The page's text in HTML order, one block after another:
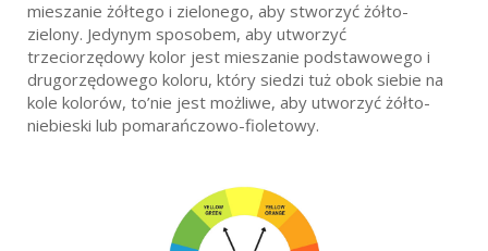
mieszanie żółtego i zielonego, aby stworzyć żółto-
zielony. Jedynym sposobem, aby utworzyć
trzeciorzędowy kolor jest mieszanie podstawowego i
drugorzędowego koloru, który siedzi tuż obok siebie na
kole kolorów, to’nie jest możliwe, aby utworzyć żółto-
niebieski lub pomarańczowo-fioletowy.